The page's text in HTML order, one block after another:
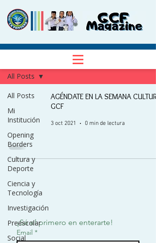
All Posts
Mi
Institución
Opening
Borders
Cultura y
Deporte
Ciencia y
Tecnología
Investigación
Preescolar
Social
All Posts
AGÉNDATE EN LA SEMANA
GCF
3 oct 2021 0 min de lectura
¡Sé el primero en enterarte!
Email *